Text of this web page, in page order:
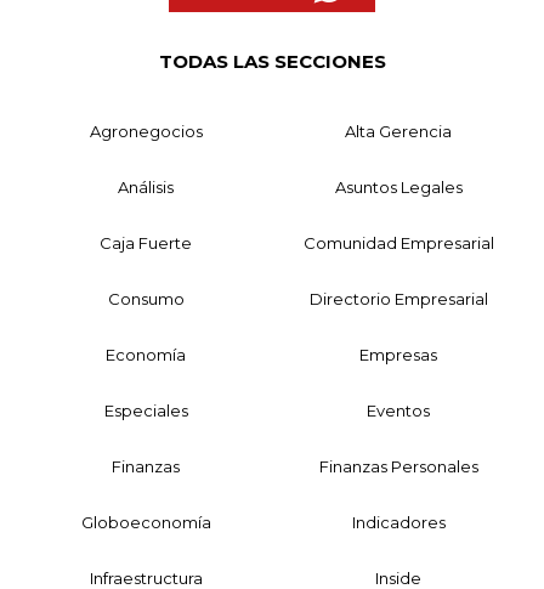
TODAS LAS SECCIONES
Agronegocios Alta Gerencia
Análisis Asuntos Legales
Caja Fuerte Comunidad Empresarial
Consumo Directorio Empresarial
Economía Empresas
Especiales Eventos
Finanzas Finanzas Personales
Globoeconomía Indicadores
Infraestructura Inside